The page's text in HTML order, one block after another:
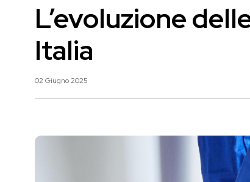
L’evoluzione
Italia
02 Giugno 2025